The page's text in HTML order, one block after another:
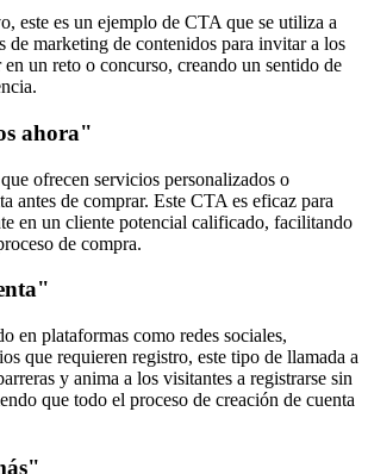
este es un ejemplo de CTA que se utiliza a
de marketing de contenidos para invitar a los
un reto o concurso, creando un sentido de
ahora"
ofrecen servicios personalizados o
antes de comprar. Este CTA es eficaz para
en un cliente potencial calificado, facilitando
de compra.
en plataformas como redes sociales,
que requieren registro, este tipo de llamada a
y anima a los visitantes a registrarse sin
que todo el proceso de creación de cuenta